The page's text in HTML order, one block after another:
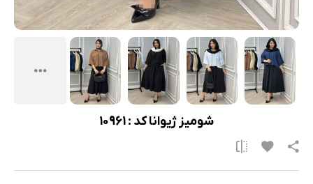
شومیز ژیوانا کد : 10961